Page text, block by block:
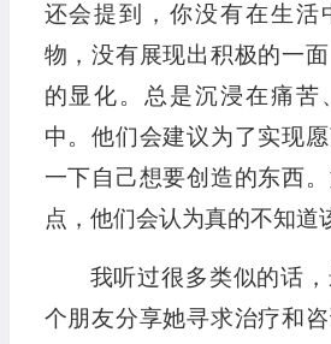
还会提到，你没有在生活
物，没有展现出积极的一
的显化。总是沉浸在痛苦
中。他们会建议为了实现
一下自己想要创造的东西
点，他们会认为真的不知道
我听过很多类似的话
个朋友分享她寻求治疗和